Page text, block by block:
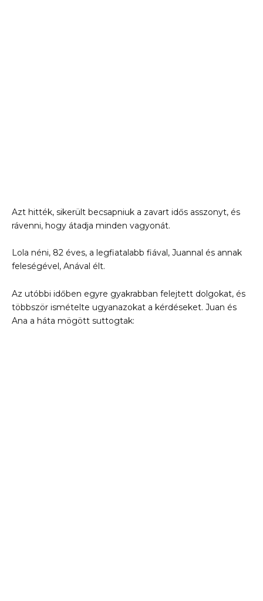
Azt hitték, sikerült becsapniuk a zavart idős asszonyt, és
rávenni, hogy átadja minden vagyonát.
Lola néni, 82 éves, a legfiatalabb fiával, Juannal és annak
feleségével, Anával élt.
Az utóbbi időben egyre gyakrabban felejtett dolgokat, és
többször ismételte ugyanazokat a kérdéseket. Juan és
Ana a háta mögött suttogtak: